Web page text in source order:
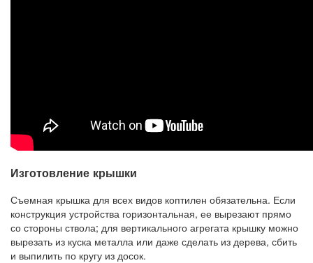
Изготовление крышки
Съемная крышка для всех видов коптилен обязательна. Если
конструкция устройства горизонтальная, ее вырезают прямо
со стороны ствола; для вертикального агрегата крышку можно
вырезать из куска металла или даже сделать из дерева, сбить
и выпилить по кругу из досок.